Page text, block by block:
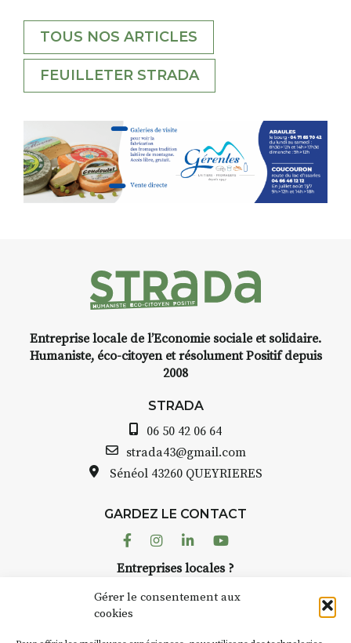
Gérer le consentement aux
cookies
TOUS NOS ARTICLES
FEUILLETER STRADA
Entreprise locale de l’Economie sociale et solidaire.
Humaniste, éco-citoyen et résolument Positif depuis
2008
STRADA
06 50 42 06 64
strada43@gmail.com
Sénéol 43260 QUEYRIERES
GARDEZ LE CONTACT
FacebookInstagram
LinkedinYoutube
Entreprises locales ?